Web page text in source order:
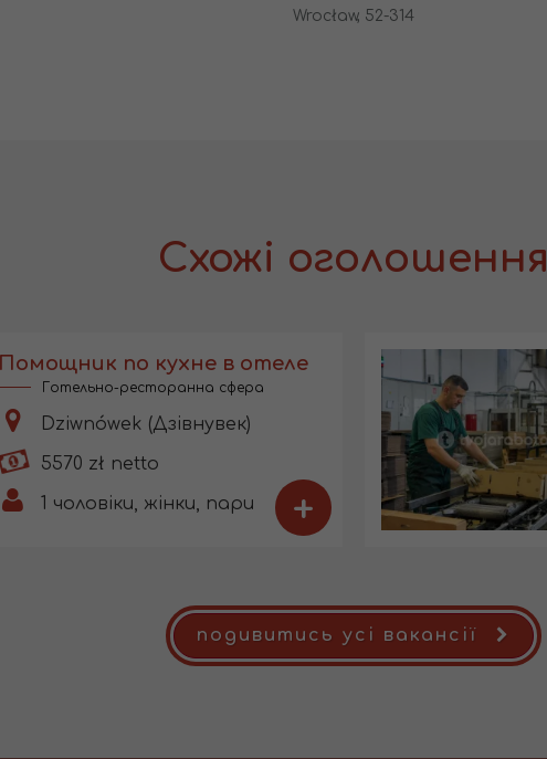
Wrocław, 52-314
Схожі оголошення
Помощник по кухне в отеле
Готельно-ресторанна сфера
Dziwnówek (Дзівнувек)
5570 zł netto
чоловіки, жінки, пари +
подивитись усі вакансії